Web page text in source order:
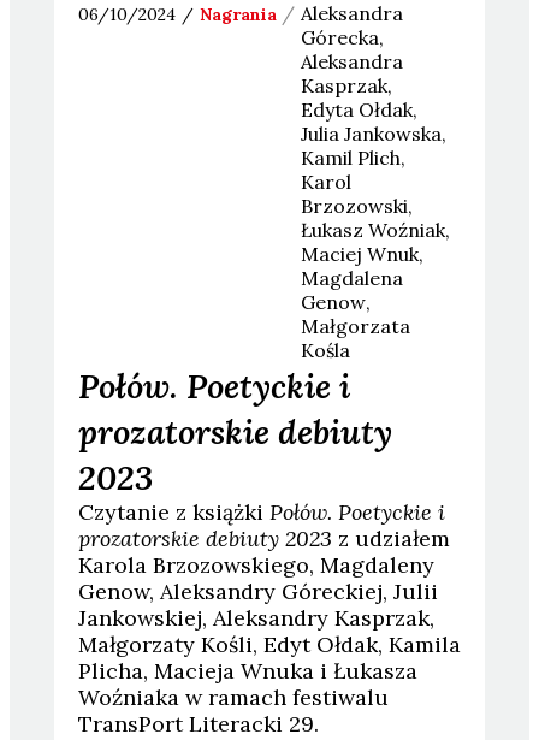
06/10/2024 Nagrania
Aleksandra
Górecka
Aleksandra
Kasprzak
EdytaOłdak
JuliaJankowska
KamilPlich
Karol
Brzozowski
Łukasz Woźniak
Maciej Wnuk
Magdalena
Genow
Małgorzata
Kośla
Połów. Poetyckie i
prozatorskie debiuty
2023
Czytanie z książki Połów. Poetyckie i
prozatorskie debiuty 2023 z udziałem
Karola Brzozowskiego, Magdaleny
Genow, Aleksandry Góreckiej, Julii
Jankowskiej, Aleksandry Kasprzak,
Małgorzaty Kośli, Edyt Ołdak, Kamila
Plicha, Macieja Wnuka i Łukasza
Woźniaka w ramach festiwalu
TransPort Literacki 29.